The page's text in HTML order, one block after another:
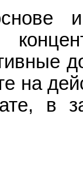
на
в